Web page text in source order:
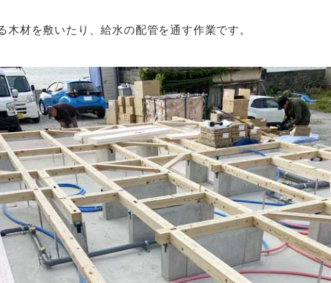
木材を敷いたり、給水の配管を通す作業です。